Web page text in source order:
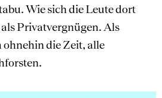
Wie sich die Leute dort
Privatvergnügen. Als
die Zeit, alle